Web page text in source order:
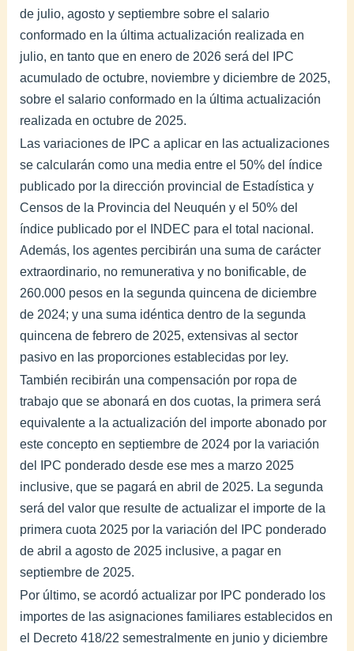
de julio, agosto y septiembre sobre el salario
conformado en la última actualización realizada en
julio, en tanto que en enero de 2026 será del IPC
acumulado de octubre, noviembre y diciembre de 2025,
sobre el salario conformado en la última actualización
realizada en octubre de 2025.
Las variaciones de IPC a aplicar en las actualizaciones
se calcularán como una media entre el 50% del índice
publicado por la dirección provincial de Estadística y
Censos de la Provincia del Neuquén y el 50% del
índice publicado por el INDEC para el total nacional.
Además, los agentes percibirán una suma de carácter
extraordinario, no remunerativa y no bonificable, de
260.000 pesos en la segunda quincena de diciembre
de 2024; y una suma idéntica dentro de la segunda
quincena de febrero de 2025, extensivas al sector
pasivo en las proporciones establecidas por ley.
También recibirán una compensación por ropa de
trabajo que se abonará en dos cuotas, la primera será
equivalente a la actualización del importe abonado por
este concepto en septiembre de 2024 por la variación
del IPC ponderado desde ese mes a marzo 2025
inclusive, que se pagará en abril de 2025. La segunda
será del valor que resulte de actualizar el importe de la
primera cuota 2025 por la variación del IPC ponderado
de abril a agosto de 2025 inclusive, a pagar en
septiembre de 2025.
Por último, se acordó actualizar por IPC ponderado los
importes de las asignaciones familiares establecidos en
el Decreto 418/22 semestralmente en junio y diciembre